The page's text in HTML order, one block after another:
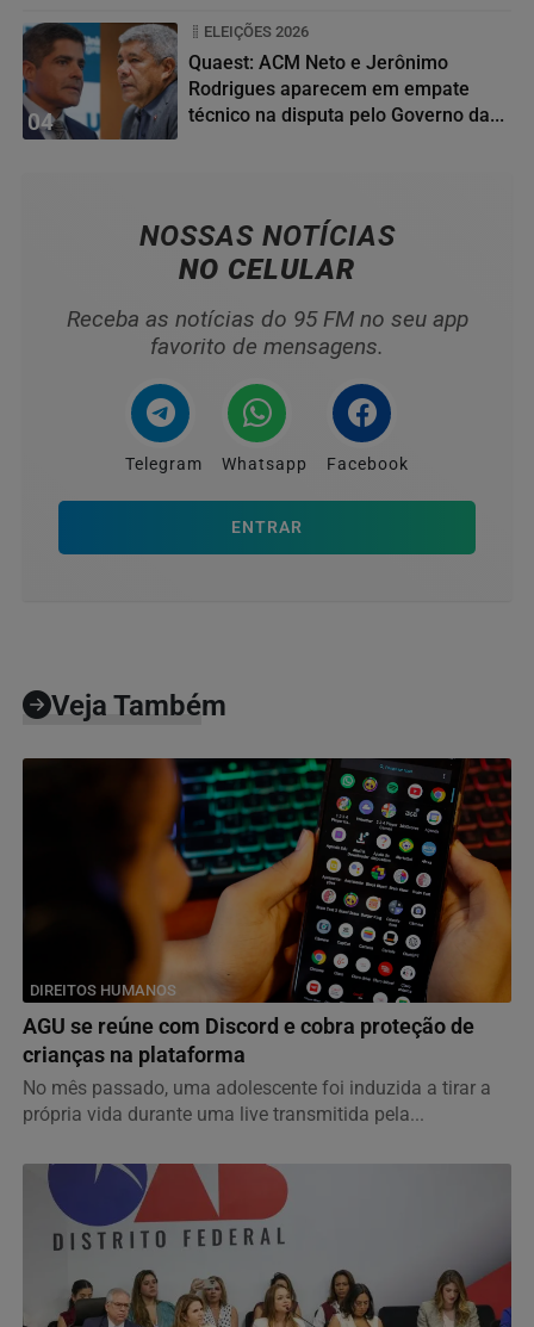
04
ELEIÇÕES 2026
Quaest: ACM Neto e Jerônimo
Rodrigues aparecem em empate
técnico na disputa pelo Governo da...
NOSSAS NOTÍCIAS
NO CELULAR
Receba as notícias do 95 FM no seu app
favorito de mensagens.
Telegram Whatsapp Facebook
ENTRAR
Veja Também
DIREITOS HUMANOS
AGU se reúne com Discord e cobra proteção de
crianças na plataforma
No mês passado, uma adolescente foi induzida a tirar a
própria vida durante uma live transmitida pela...